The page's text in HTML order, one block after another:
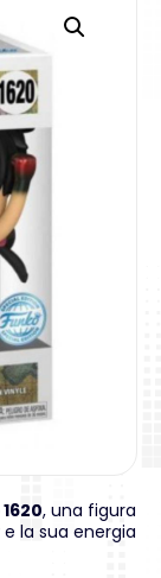
, una figura
e la sua energia